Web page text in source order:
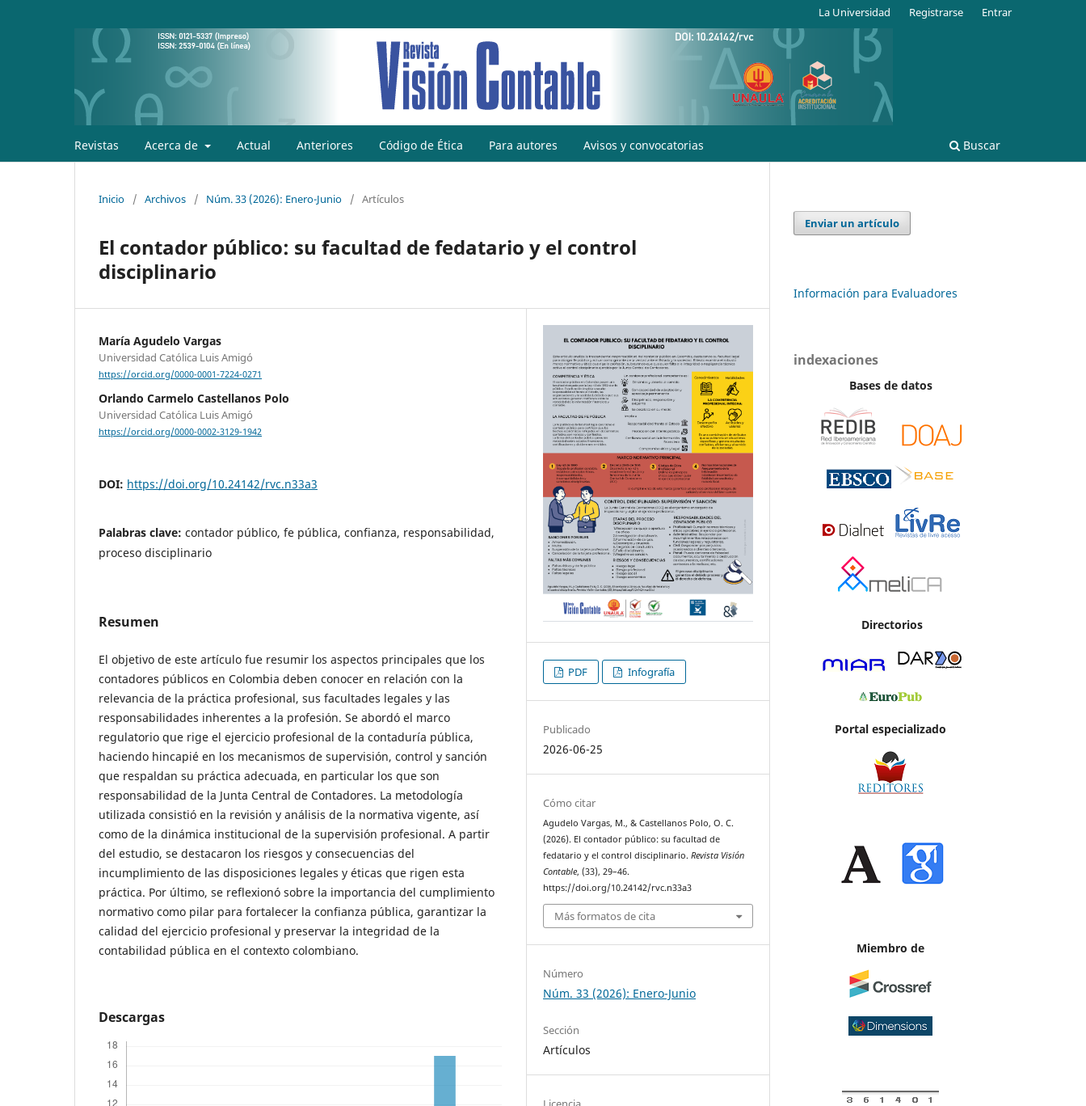
Revistas Acerca de Actual Anteriores Código de Ética Para autores Avisos y convocatorias Buscar
La Universidad Registrarse Entrar
Inicio / Archivos / Núm. 33 (2026): Enero-Junio / Artículos
El contador público: su facultad de fedatario y el control
disciplinario
María Agudelo Vargas
Universidad Católica Luis Amigó
https://orcid.org/0000-0001-7224-0271
Orlando Carmelo Castellanos Polo
Universidad Católica Luis Amigó
https://orcid.org/0000-0002-3129-1942
DOI: https://doi.org/10.24142/rvc.n33a3
Palabras clave: contador público, fe pública, confianza, responsabilidad,
proceso disciplinario
Resumen
El objetivo de este artículo fue resumir los aspectos principales que los
contadores públicos en Colombia deben conocer en relación con la
relevancia de la práctica profesional, sus facultades legales y las
responsabilidades inherentes a la profesión. Se abordó el marco
regulatorio que rige el ejercicio profesional de la contaduría pública,
haciendo hincapié en los mecanismos de supervisión, control y sanción
que respaldan su práctica adecuada, en particular los que son
responsabilidad de la Junta Central de Contadores. La metodología
utilizada consistió en la revisión y análisis de la normativa vigente, así
como de la dinámica institucional de la supervisión profesional. A partir
del estudio, se destacaron los riesgos y consecuencias del
incumplimiento de las disposiciones legales y éticas que rigen esta
práctica. Por último, se reflexionó sobre la importancia del cumplimiento
normativo como pilar para fortalecer la confianza pública, garantizar la
calidad del ejercicio profesional y preservar la integridad de la
contabilidad pública en el contexto colombiano.
Descargas
PDF Infografía
Publicado
2026-06-25
Cómo citar
Agudelo Vargas, M., & Castellanos Polo, O. C.
(2026). El contador público: su facultad de
fedatario y el control disciplinario.Revista Visión
Contable, (33), 29–46.
https://doi.org/10.24142/rvc.n33a3
Más formatos de cita
Número
Núm. 33 (2026): Enero-Junio
Sección
Artículos
Enviar un artículo
Información para Evaluadores
indexaciones
Bases de datos
Directorios
Portal especializado
Miembro de